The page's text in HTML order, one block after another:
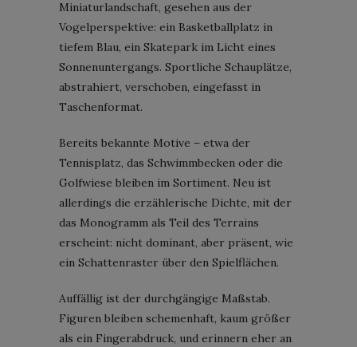
Miniaturlandschaft, gesehen aus der
Vogelperspektive: ein Basketballplatz in
tiefem Blau, ein Skatepark im Licht eines
Sonnenuntergangs. Sportliche Schauplätze,
abstrahiert, verschoben, eingefasst in
Taschenformat.
Bereits bekannte Motive – etwa der
Tennisplatz, das Schwimmbecken oder die
Golfwiese bleiben im Sortiment. Neu ist
allerdings die erzählerische Dichte, mit der
das Monogramm als Teil des Terrains
erscheint: nicht dominant, aber präsent, wie
ein Schattenraster über den Spielflächen.
Auffällig ist der durchgängige Maßstab.
Figuren bleiben schemenhaft, kaum größer
als ein Fingerabdruck, und erinnern eher an